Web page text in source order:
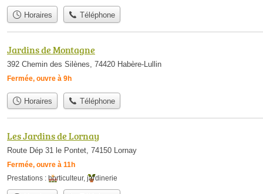
Horaires Téléphone
Jardins de Montagne
392 Chemin des Silènes, 74420 Habère-Lullin
Fermée, ouvre à 9h
Horaires Téléphone
Les Jardins de Lornay
Route Dép 31 le Pontet, 74150 Lornay
Fermée, ouvre à 11h
Prestations : horticulteur, jardinerie